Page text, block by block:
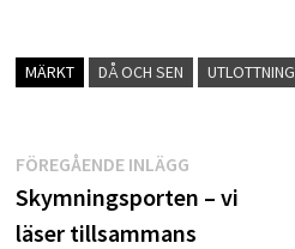
MÄRKT DÅ OCH SEN UTLOTTNING
Inläggsnavigering
FÖREGÅENDE INLÄGGFöregående
inlägg:
Skymningsporten – vi
läser tillsammans